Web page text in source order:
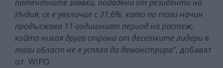
патентните заявки, подадени от резиденти на
Индия, се е увеличил с 31,6%, като по този начин
продължава 11-годишният период на растеж,
който никоя друга страна от десетките лидери в
тази област не е успяла да демонстрира", добавят
от WIPO.